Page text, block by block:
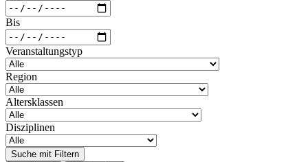
Bis
Veranstaltungstyp
Region
Altersklassen
Disziplinen
Suche mit Filtern